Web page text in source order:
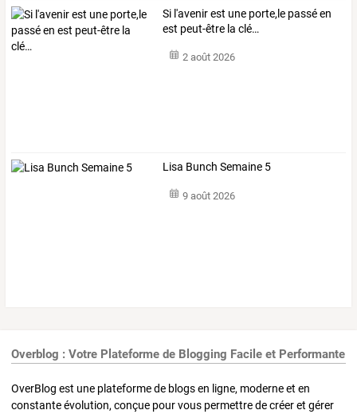
Si l'avenir est une porte,le passé en
est peut-être la clé…
2 août 2026
Lisa Bunch Semaine 5
9 août 2026
Overblog : Votre Plateforme de Blogging Facile et Performante
OverBlog est une plateforme de blogs en ligne, moderne et en
constante évolution, conçue pour vous permettre de créer et gérer